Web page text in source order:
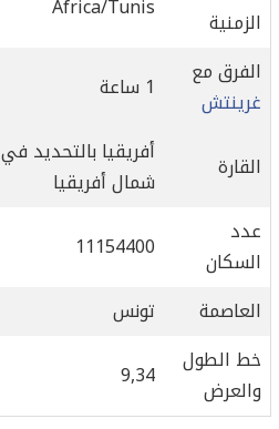
الزمنية
Africa/Tunis
الفرق مع
غرينتش
1 ساعة
القارة
أفريقيا بالتحديد في
شمال أفريقيا
عدد
السكان
11154400
العاصمة
تونس
خط الطول
والعرض
9,34